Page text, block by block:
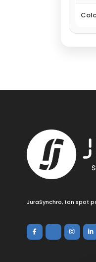
JuraSynchro, ton spot